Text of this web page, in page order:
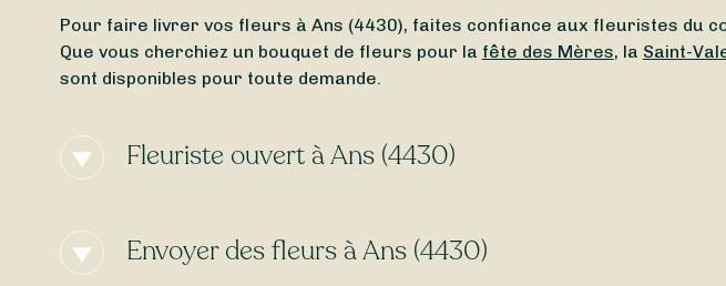
Pour faire livrer vos fleurs à Ans (4430), faites confiance aux fleuristes du
Que vous cherchiez un bouquet de fleurs pour la fête des Mères, la Saint-
sont disponibles pour toute demande.
Fleuriste ouvert à Ans (4430)
dimanche , peu importe l’heure, Sessile vous permet de trouver en quelques
Envoyer des fleurs à Ans (4430)